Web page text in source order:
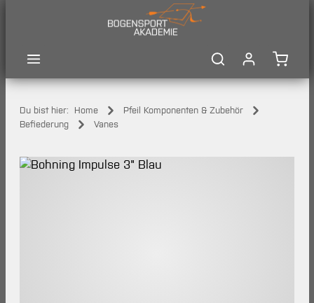
Du bist hier: Home
Pfeil Komponenten & Zubehör
Befiederung
Vanes
Bildergalerie überspringen